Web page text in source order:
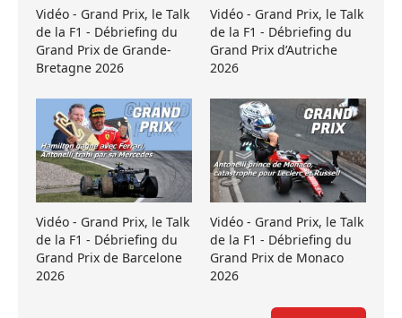
Vidéo - Grand Prix, le Talk
de la F1 - Débriefing du
Grand Prix de Grande-
Bretagne 2026
Vidéo - Grand Prix, le Talk
de la F1 - Débriefing du
Grand Prix d’Autriche
2026
Vidéo - Grand Prix, le Talk
de la F1 - Débriefing du
Grand Prix de Barcelone
2026
Vidéo - Grand Prix, le Talk
de la F1 - Débriefing du
Grand Prix de Monaco
2026